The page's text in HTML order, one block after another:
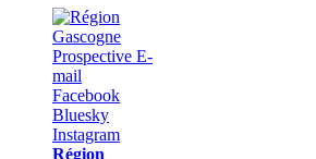
Région